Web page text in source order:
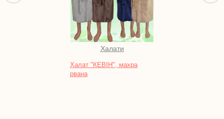
Халати
Халат "КЕВІН", махра
рвана